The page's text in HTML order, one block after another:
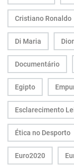
Cristiano Ronaldo
Di Maria
Documentário
Egipto
Esclarecimento
Ética no Desporto
Euro2020